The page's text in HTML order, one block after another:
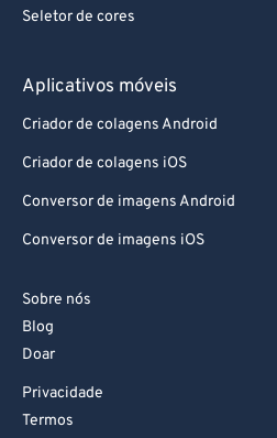
Seletor de cores
Aplicativos móveis
Criador de colagens Android
Criador de colagens iOS
Conversor de imagens Android
Conversor de imagens iOS
Sobre nós
Blog
Doar
Privacidade
Termos